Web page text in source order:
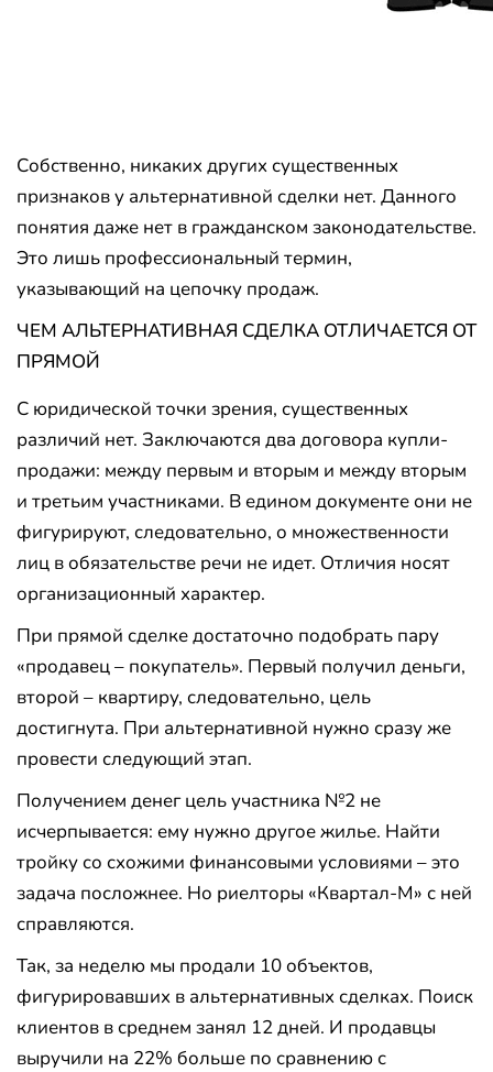
Собственно, никаких других существенных
признаков у альтернативной сделки нет. Данного
понятия даже нет в гражданском законодательстве.
Это лишь профессиональный термин,
указывающий на цепочку продаж.
ЧЕМ АЛЬТЕРНАТИВНАЯ СДЕЛКА ОТЛИЧАЕТСЯ ОТ
ПРЯМОЙ
С юридической точки зрения, существенных
различий нет. Заключаются два договора купли-
продажи: между первым и вторым и между вторым
и третьим участниками. В едином документе они не
фигурируют, следовательно, о множественности
лиц в обязательстве речи не идет. Отличия носят
организационный характер.
При прямой сделке достаточно подобрать пару
«продавец – покупатель». Первый получил деньги,
второй – квартиру, следовательно, цель
достигнута. При альтернативной нужно сразу же
провести следующий этап.
Получением денег цель участника №2 не
исчерпывается: ему нужно другое жилье. Найти
тройку со схожими финансовыми условиями – это
задача посложнее. Но риелторы «Квартал-М» с ней
справляются.
Так, за неделю мы продали 10 объектов,
фигурировавших в альтернативных сделках. Поиск
клиентов в среднем занял 12 дней. И продавцы
выручили на 22% больше по сравнению с